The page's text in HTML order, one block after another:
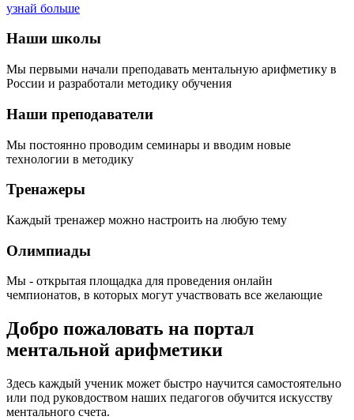
узнай больше
Наши школы
Мы первыми начали преподавать ментальную арифметику в
России и разработали методику обучения
Наши преподаватели
Мы постоянно проводим семинары и вводим новые
технологии в методику
Тренажеры
Каждый тренажер можно настроить на любую тему
Олимпиады
Мы - открытая площадка для проведения онлайн
чемпионатов, в которых могут участвовать все желающие
Добро пожаловать на портал
ментальной арифметики
Здесь каждый ученик может быстро научится самостоятельно
или под руковдоством наших педагогов обучится искусству
ментального счета.